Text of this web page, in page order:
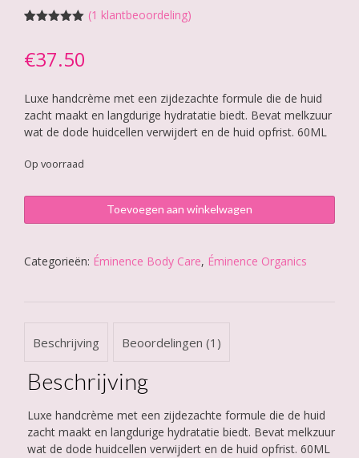
gebaseerd
op
(1 klantbeoordeling)
€37.50
Luxe handcrème met een zijdezachte formule die de huid
zacht maakt en langdurige hydratatie biedt. Bevat melkzuur
wat de dode huidcellen verwijdert en de huid opfrist. 60ML
Op voorraad
Mangosteen
Hand
Cream
Toevoegen aan winkelwagen
Categorieën: Éminence Body Care, Éminence Organics
Beschrijving Beoordelingen (1)
Beschrijving
Luxe handcrème met een zijdezachte formule die de huid
zacht maakt en langdurige hydratatie biedt. Bevat melkzuur
wat de dode huidcellen verwijdert en de huid opfrist. 60ML